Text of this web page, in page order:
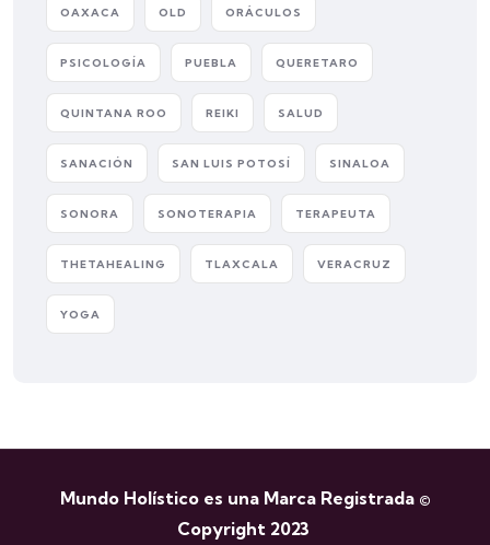
OAXACA OLD ORÁCULOS
PSICOLOGÍA PUEBLA QUERETARO
QUINTANA ROO REIKI SALUD
SANACIÓN SAN LUIS POTOSÍ SINALOA
SONORA SONOTERAPIA TERAPEUTA
THETAHEALING TLAXCALA VERACRUZ
YOGA
Mundo Holístico es una Marca Registrada ©
Copyright 2023